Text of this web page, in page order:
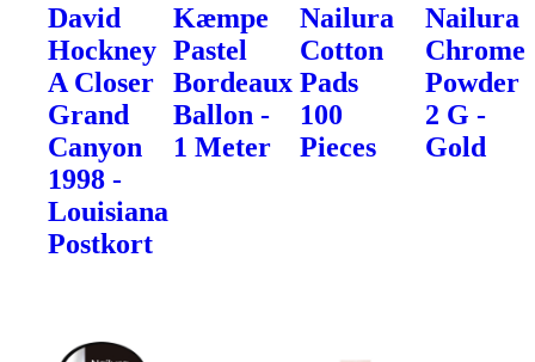
David
Hockney
A Closer
Grand
Canyon
1998 -
Louisiana
Postkort
Kæmpe
Pastel
Bordeaux
Ballon -
1 Meter
Nailura
Cotton
Pads
100
Pieces
Nailura
Chrome
Powder
2 G -
Gold